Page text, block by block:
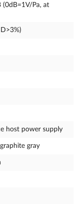
(0dB=1V/Pa, at
host power supply
gray